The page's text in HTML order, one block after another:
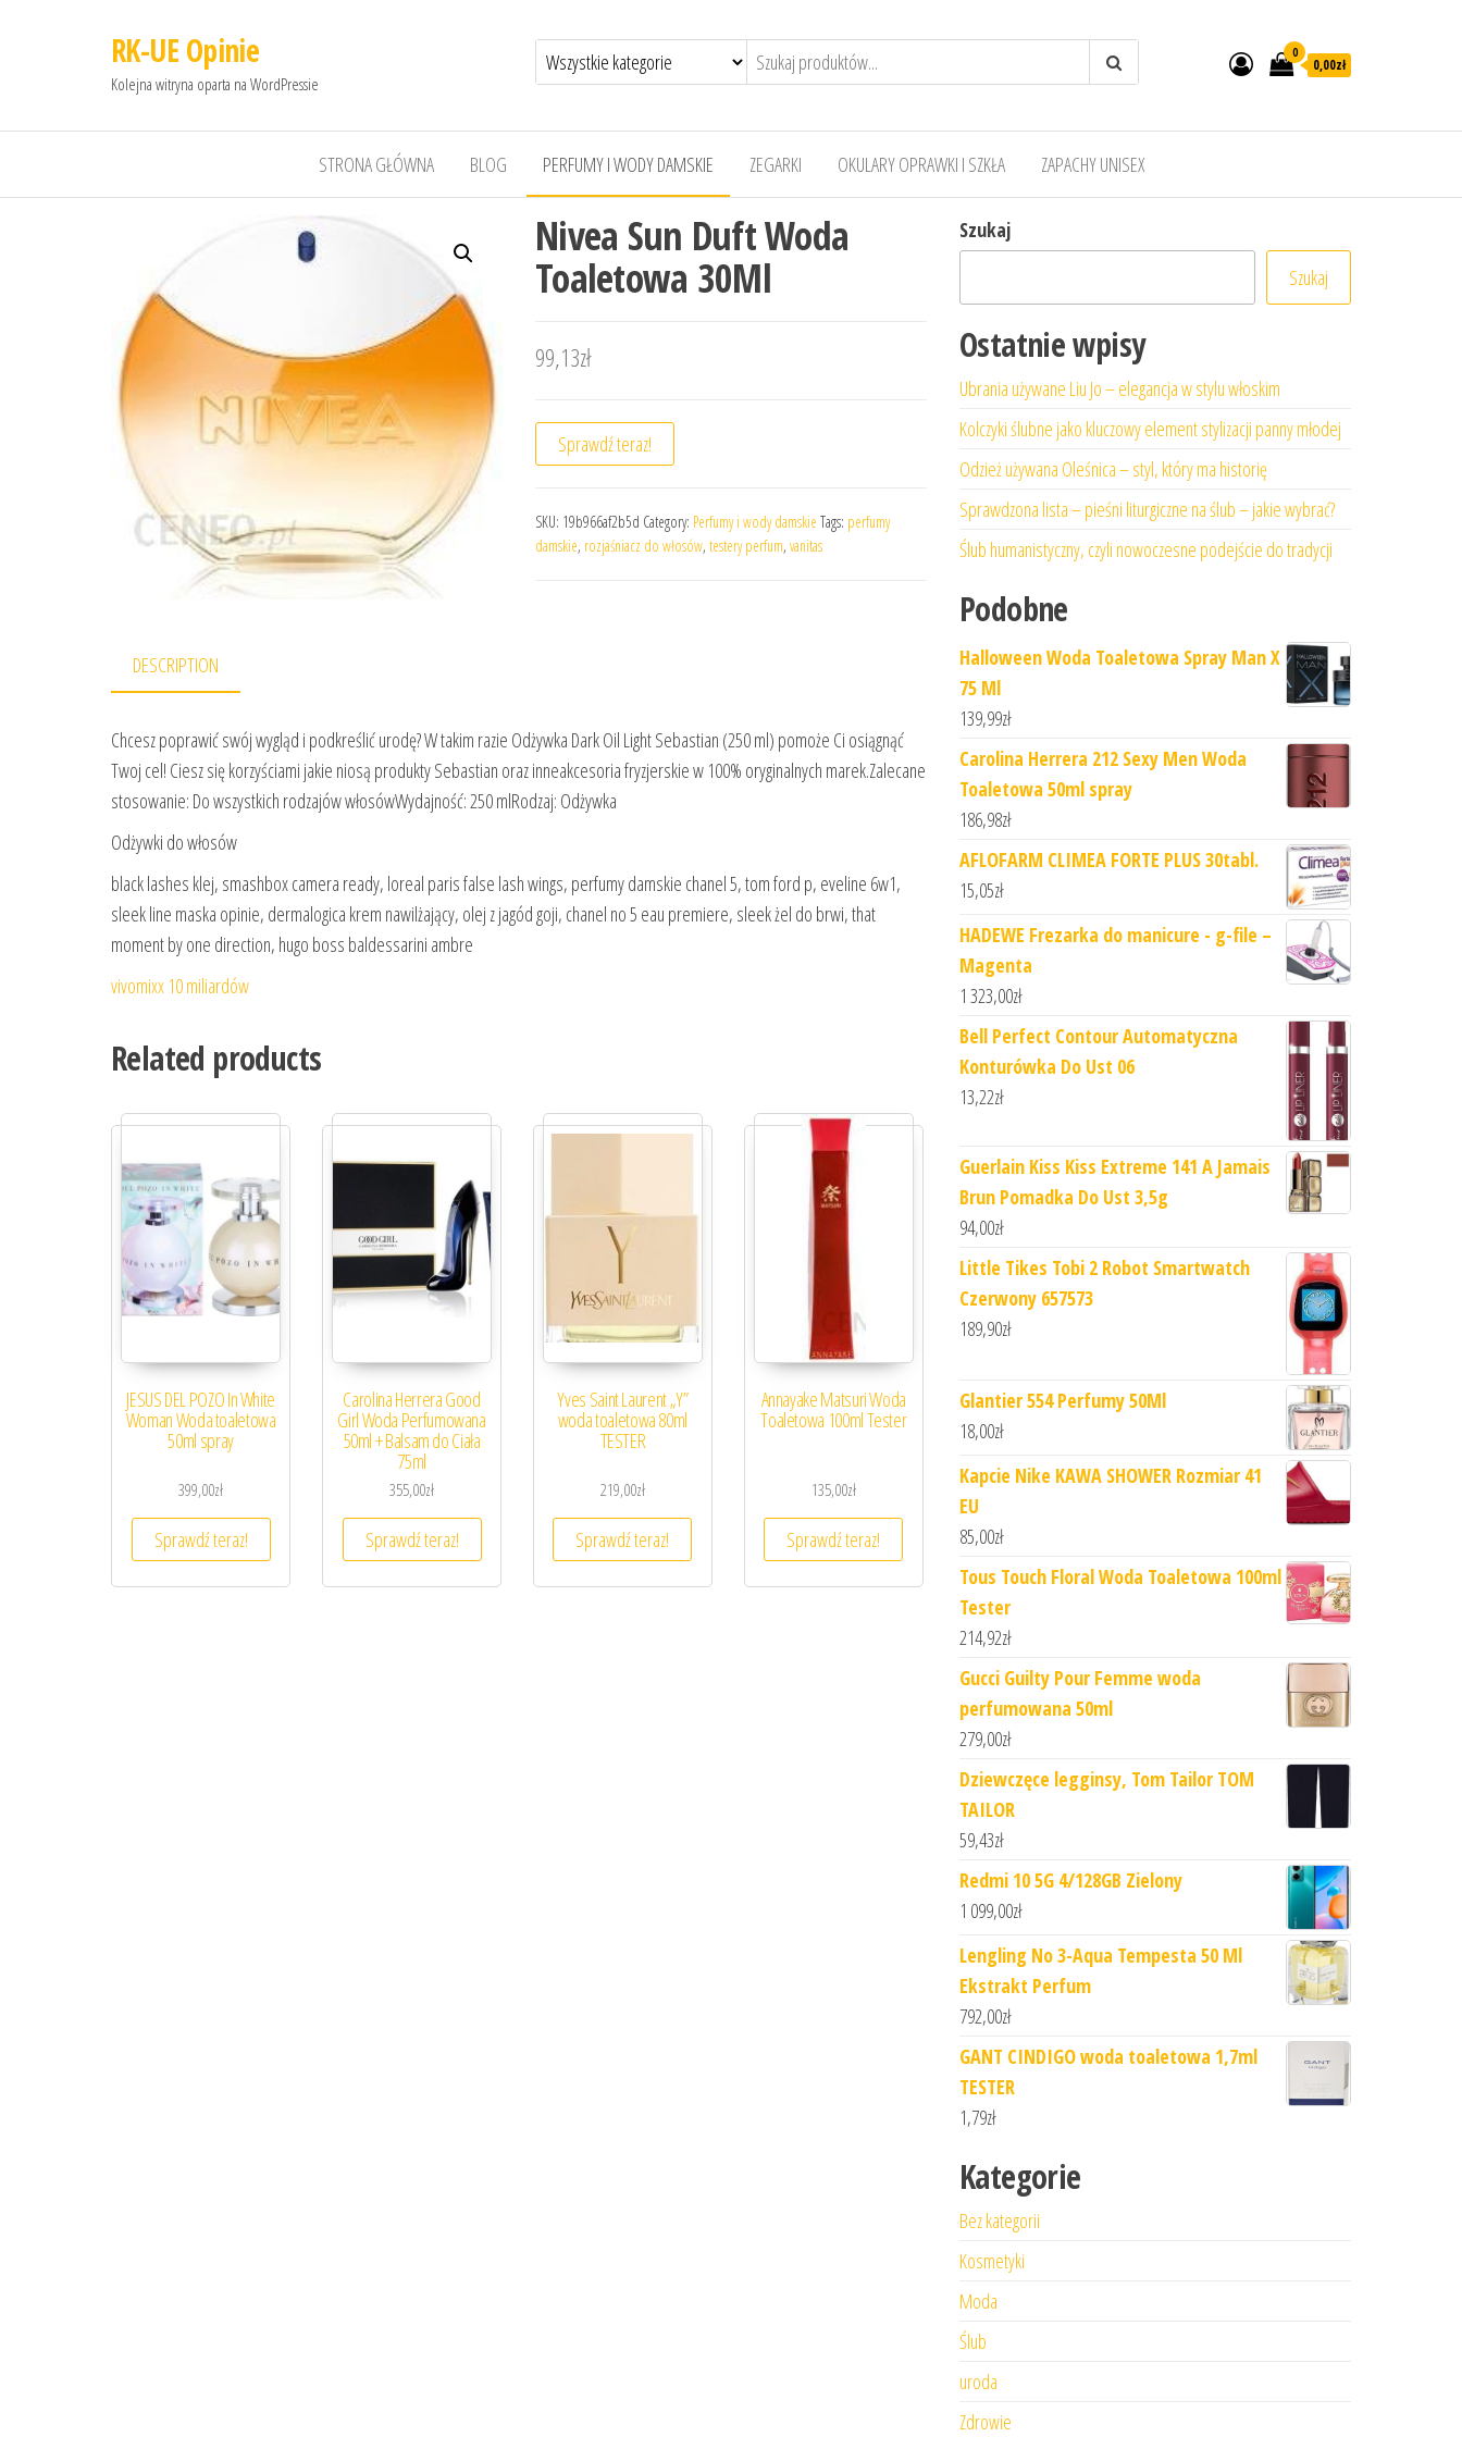
RK-UE Opinie
Kolejna witryna oparta na WordPressie
0
0,00zł
STRONA GŁÓWNA BLOG PERFUMY I WODY DAMSKIE ZEGARKI OKULARY OPRAWKI I SZKŁA ZAPACHY UNISEX
Nivea Sun Duft Woda
Toaletowa 30Ml
99,13zł
Sprawdź teraz!
SKU: 19b966af2b5d Category: Perfumy i wody damskie Tags: perfumy
damskie, rozjaśniacz do włosów, testery perfum, vanitas
DESCRIPTION
Chcesz poprawić swój wygląd i podkreślić urodę? W takim razie Odżywka Dark Oil Light Sebastian (250 ml) pomoże Ci osiągnąć
Twoj cel! Ciesz się korzyściami jakie niosą produkty Sebastian oraz inneakcesoria fryzjerskie w 100% oryginalnych marek.Zalecane
stosowanie: Do wszystkich rodzajów włosówWydajność: 250 mlRodzaj: Odżywka
Odżywki do włosów
black lashes klej, smashbox camera ready, loreal paris false lash wings, perfumy damskie chanel 5, tom ford p, eveline 6w1,
sleek line maska opinie, dermalogica krem nawilżający, olej z jagód goji, chanel no 5 eau premiere, sleek żel do brwi, that
moment by one direction, hugo boss baldessarini ambre
vivomixx 10 miliardów
Related products
JESUS DEL POZO In White
Woman Woda toaletowa
50ml spray
399,00zł
Sprawdź teraz!
Carolina Herrera Good
Girl Woda Perfumowana
50ml + Balsam do Ciała
75ml
355,00zł
Sprawdź teraz!
Yves Saint Laurent „Y”
woda toaletowa 80ml
TESTER
219,00zł
Sprawdź teraz!
Annayake Matsuri Woda
Toaletowa 100ml Tester
135,00zł
Sprawdź teraz!
Szukaj
Szukaj
Ostatnie wpisy
Ubrania używane Liu Jo – elegancja w stylu włoskim
Kolczyki ślubne jako kluczowy element stylizacji panny młodej
Odzież używana Oleśnica – styl, który ma historię
Sprawdzona lista – pieśni liturgiczne na ślub – jakie wybrać?
Ślub humanistyczny, czyli nowoczesne podejście do tradycji
Podobne
Halloween Woda Toaletowa Spray Man X
75 Ml
139,99zł
Carolina Herrera 212 Sexy Men Woda
Toaletowa 50ml spray
186,98zł
AFLOFARM CLIMEA FORTE PLUS 30tabl.
15,05zł
HADEWE Frezarka do manicure - g-file –
Magenta
1 323,00zł
Bell Perfect Contour Automatyczna
Konturówka Do Ust 06
13,22zł
Guerlain Kiss Kiss Extreme 141 A Jamais
Brun Pomadka Do Ust 3,5g
94,00zł
Little Tikes Tobi 2 Robot Smartwatch
Czerwony 657573
189,90zł
Glantier 554 Perfumy 50Ml
18,00zł
Kapcie Nike KAWA SHOWER Rozmiar 41
EU
85,00zł
Tous Touch Floral Woda Toaletowa 100ml
Tester
214,92zł
Gucci Guilty Pour Femme woda
perfumowana 50ml
279,00zł
Dziewczęce legginsy, Tom Tailor TOM
TAILOR
59,43zł
Redmi 10 5G 4/128GB Zielony
1 099,00zł
Lengling No 3-Aqua Tempesta 50 Ml
Ekstrakt Perfum
792,00zł
GANT CINDIGO woda toaletowa 1,7ml
TESTER
1,79zł
Kategorie
Bez kategorii
Kosmetyki
Moda
Ślub
uroda
Zdrowie